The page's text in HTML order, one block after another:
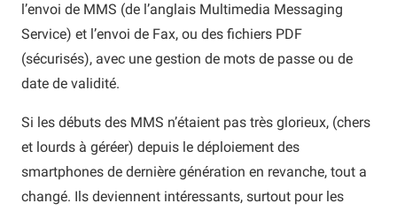
l’envoi de MMS (de l’anglais Multimedia Messaging
Service) et l’envoi de Fax, ou des fichiers PDF
(sécurisés), avec une gestion de mots de passe ou de
date de validité.
Si les débuts des MMS n’étaient pas très glorieux, (chers
et lourds à géréer) depuis le déploiement des
smartphones de dernière génération en revanche, tout a
changé. Ils deviennent intéressants, surtout pour les